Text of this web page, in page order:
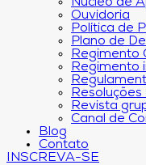
Ouvidoria
Política de
Plano de
Regimento
Regimento
Revista
Canal de
Blog
Contato
INSCREVA-SE